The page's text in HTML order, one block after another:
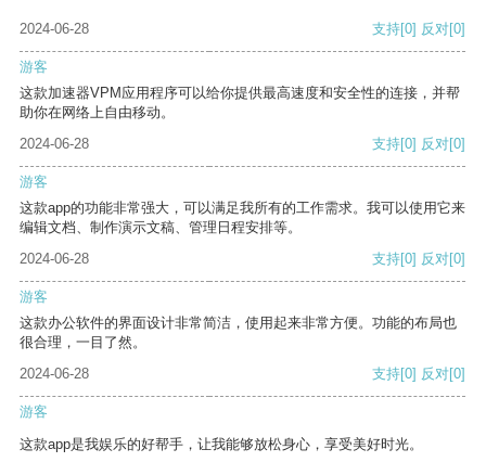
2024-06-28 支持[0] 反对[0]
游客
这款加速器VPM应用程序可以给你提供最高速度和安全性的连接，并帮
助你在网络上自由移动。
2024-06-28
支持[0] 反对[0]
游客
这款app的功能非常强大，可以满足我所有的工作需求。我可以使用它来
编辑文档、制作演示文稿、管理日程安排等。
2024-06-28
支持[0] 反对[0]
游客
这款办公软件的界面设计非常简洁，使用起来非常方便。功能的布局也
很合理，一目了然。
2024-06-28
支持[0] 反对[0]
游客
这款app是我娱乐的好帮手，让我能够放松身心，享受美好时光。